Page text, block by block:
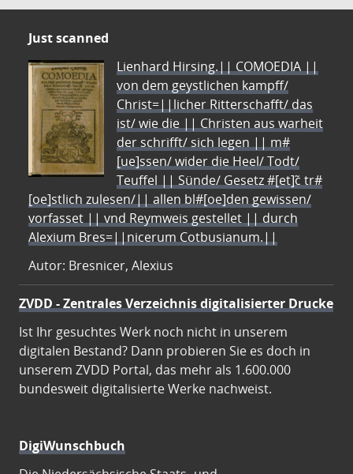
Just scanned
Lienhard Hirsing.|| COMOEDIA ||
von dem geystlichen kampff/
Christ=||licher Ritterschafft/ das
ist/ wie die || Christen aus warheit
der schrifft/ sich legen || m#
[ue]ssen/ wider die Heel/ Todt/
Teuffel || Sünde/ Gesetz #[et]c̃ tr#
[oe]stlich zulesen/|| allen bl#[oe]den gewissen/
vorfasset || vnd Reymweis gestellet || durch
Alexium Bres=||nicerum Cotbusianum.||
Autor: Bresnicer, Alexius
ZVDD - Zentrales Verzeichnis digitalisierter Drucke
Ist Ihr gesuchtes Werk noch nicht in unserem
digitalen Bestand? Dann probieren Sie es doch in
unserem ZVDD Portal, das mehr als 1.600.000
bundesweit digitalisierte Werke nachweist.
DigiWunschbuch